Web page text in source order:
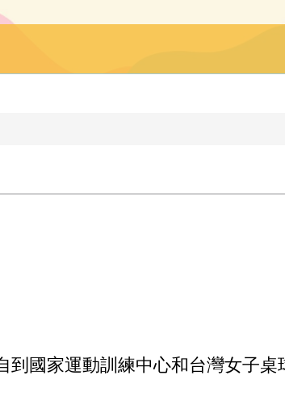
國家運動訓練中心和台灣女子